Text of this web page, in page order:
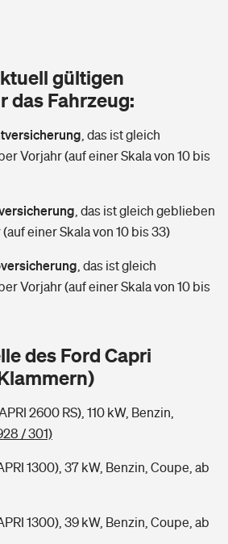
Versicherer finden
gefährdet ist Ihr Haus?
Versicherer finden
Geld bekomme ich im Alter?
gültigen
das Fahrzeug:
das ist gleich
Vorjahr (auf einer Skala von 10 bis
das ist gleich geblieben
einer Skala von 10 bis 33)
das ist gleich
Vorjahr (auf einer Skala von 10 bis
des Ford Capri
2600 RS), 110 kW, Benzin,
/ 301)
1300), 37 kW, Benzin, Coupe, ab
1300), 39 kW, Benzin, Coupe, ab